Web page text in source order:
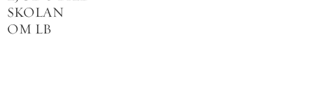
SKOLAN
OM LB